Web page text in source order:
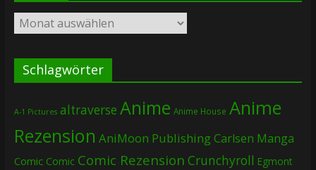
Archiv
Schlagwörter
A-1 Pictures altraverse Anime Anime House Anime
Rezension AniMoon PublishingCarlsen Manga
Comic Comic Comic Rezension Crunchyroll Egmont